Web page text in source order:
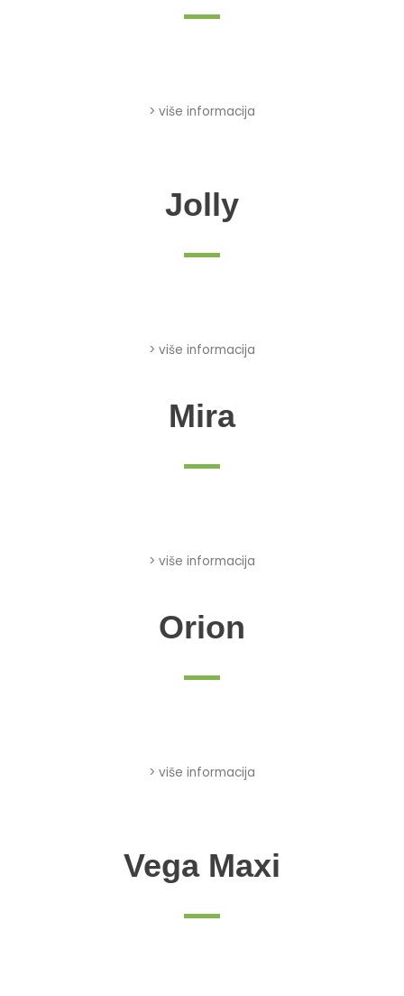
> više informacija
Jolly
> više informacija
Mira
> više informacija
Orion
> više informacija
Vega Maxi